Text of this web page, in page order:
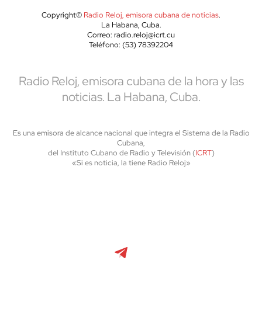
Copyright© Radio Reloj, emisora cubana de noticias.
La Habana, Cuba.
Correo: radio.reloj@icrt.cu
Teléfono: (53) 78392204
Radio Reloj, emisora cubana de la hora y las
noticias. La Habana, Cuba.
Es una emisora de alcance nacional que integra el Sistema de la Radio
Cubana,
del Instituto Cubano de Radio y Televisión (ICRT)
«Si es noticia, la tiene Radio Reloj»